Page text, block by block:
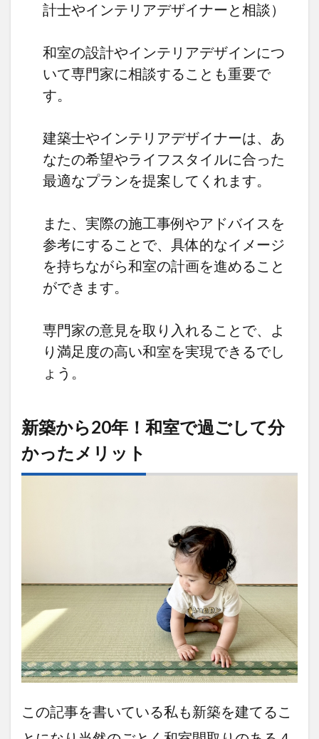
計士やインテリアデザイナーと相談）
和室の設計やインテリアデザインにつ
いて専門家に相談することも重要で
す。
建築士やインテリアデザイナーは、あ
なたの希望やライフスタイルに合った
最適なプランを提案してくれます。
また、実際の施工事例やアドバイスを
参考にすることで、具体的なイメージ
を持ちながら和室の計画を進めること
ができます。
専門家の意見を取り入れることで、よ
り満足度の高い和室を実現できるでし
ょう。
新築から20年！和室で過ごして分
かったメリット
この記事を書いている私も新築を建てるこ